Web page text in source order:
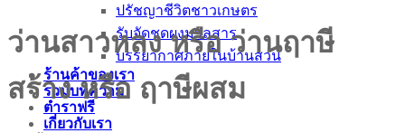
ปรัชญาชีวิตชาวเกษตร
รับจัดชุดผงมวลสาร
บรรยากาศภายในบ้านสวน
ร้านค้าของเรา
รวมบทความ
ตำราฟรี
เกี่ยวกับเรา
ว่านสาวหลง หรือ ว่านฤาษี
สร้าง หรือ ฤาษีผสม